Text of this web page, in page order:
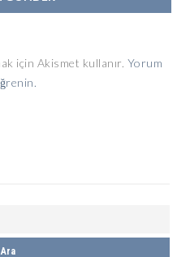
için Akismet kullanır. Yorum